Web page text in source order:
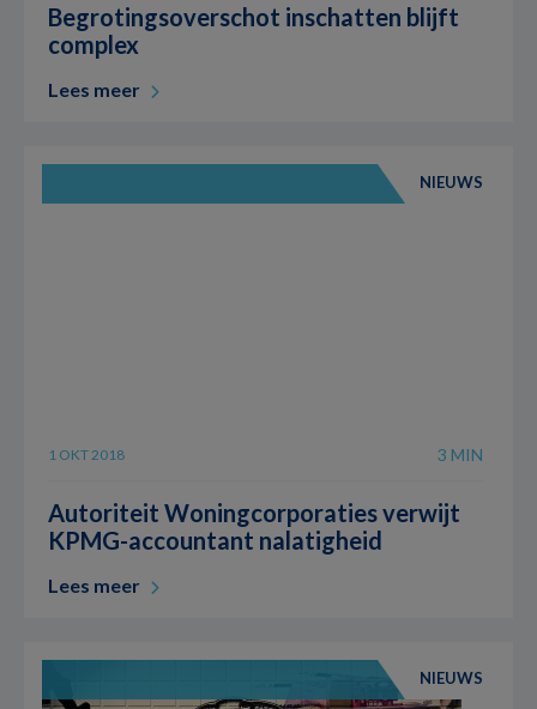
Begrotingsoverschot inschatten blijft
complex
Lees meer
NIEUWS
1 OKT 2018 3 MIN
Autoriteit Woningcorporaties verwijt
KPMG-accountant nalatigheid
Lees meer
NIEUWS